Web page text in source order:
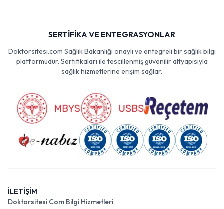
SERTİFİKA VE ENTEGRASYONLAR
Doktorsitesi.com Sağlık Bakanlığı onaylı ve entegreli bir sağlık bilgi
platformudur. Sertifikaları ile tescillenmiş güvenilir altyapısıyla
sağlık hizmetlerine erişim sağlar.
İLETİŞİM
Doktorsitesi Com Bilgi Hizmetleri